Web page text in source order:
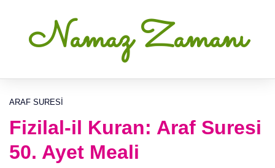
Namaz Zamanı
ARAF SURESI
Fizilal-il Kuran: Araf Suresi
50. Ayet Meali